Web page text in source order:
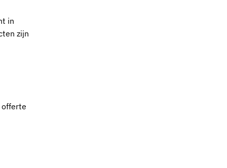
in
zijn
offerte